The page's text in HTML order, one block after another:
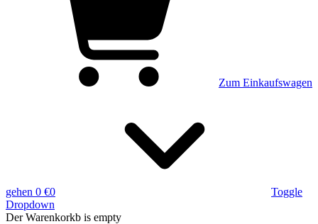
Zum Einkaufswagen
gehen 0 €0
Toggle
Dropdown
Der Warenkorkb is empty